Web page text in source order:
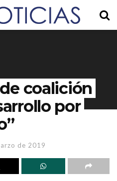
coalición
por
de 2019